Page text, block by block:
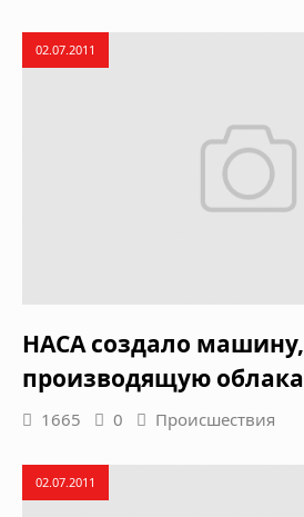
02.07.2011
НАСА создало машину,
производящую облака
1665 0 Происшествия
02.07.2011